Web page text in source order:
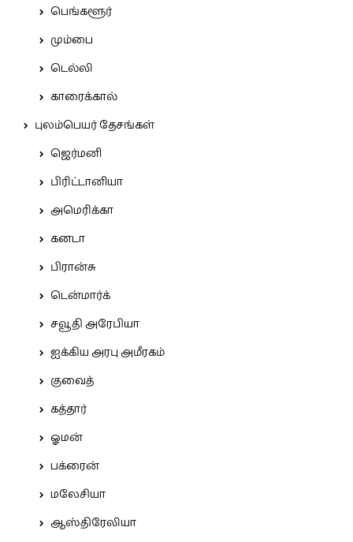
பெங்களூர்
மும்பை
டெல்லி
காரைக்கால்
புலம்பெயர் தேசங்கள்
ஜெர்மனி
பிரிட்டானியா
அமெரிக்கா
கனடா
பிரான்சு
டென்மார்க்
சவூதி அரேபியா
ஐக்கிய அரபு அமீரகம்
குவைத்
கத்தார்
ஓமன்
பக்ரைன்
மலேசியா
ஆஸ்திரேலியா